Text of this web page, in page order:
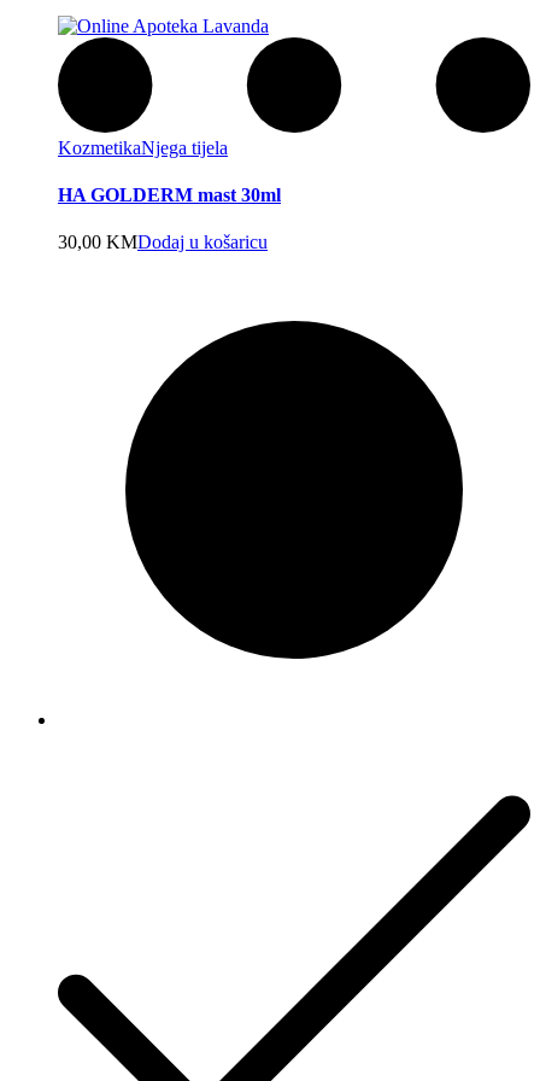
KozmetikaNjega tijela
HA GOLDERM mast 30ml
30,00 KMDodaj u košaricu